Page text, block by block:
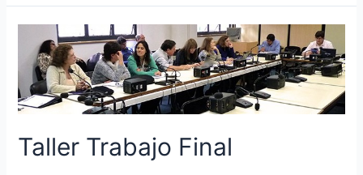
Taller Trabajo Final